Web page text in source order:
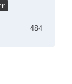
484